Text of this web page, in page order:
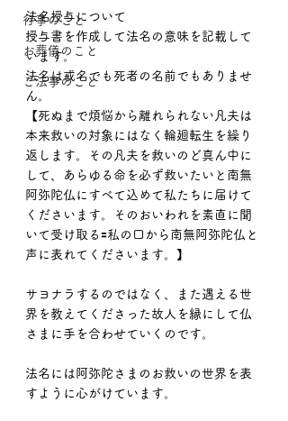
行事のこと
お葬儀のこと
ご法事のこと
法名授与について
授与書を作成して法名の意味を記載して
います。
法名は戒名でも死者の名前でもありませ
ん。
【死ぬまで煩悩から離れられない凡夫は
本来救いの対象にはなく輪廻転生を繰り
返します。その凡夫を救いのど真ん中に
して、あらゆる命を必ず救いたいと南無
阿弥陀仏にすべて込めて私たちに届けて
くださいます。そのおいわれを素直に聞
いて受け取る🟰私の口から南無阿弥陀仏と
声に表れてくださいます。】
サヨナラするのではなく、また遇える世
界を教えてくださった故人を縁にして仏
さまに手を合わせていくのです。
法名には阿弥陀さまのお救いの世界を表
すように心がけています。